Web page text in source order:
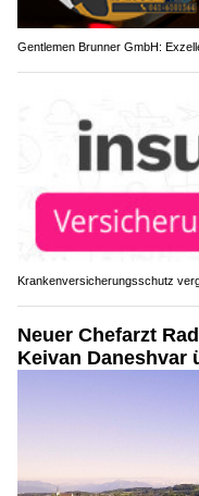
Gentlemen Brunner GmbH:
Krankenversicherungsschutz
Neuer Chefarzt
Keivan Daneshvar